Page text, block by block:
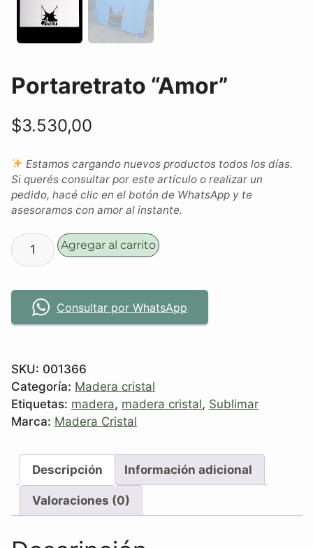
Portaretrato “Amor”
$3.530,00
Estamos cargando nuevos productos todos los días.
Si querés consultar por este artículo o realizar un
pedido, hacé clic en el botón de WhatsApp y te
asesoramos con amor al instante.
Agregar al carrito
Consultar por WhatsApp
SKU: 001366
Categoría: Madera cristal
Etiquetas: madera, madera cristal, Sublimar
Marca: Madera Cristal
Descripción Información adicional
Valoraciones (0)